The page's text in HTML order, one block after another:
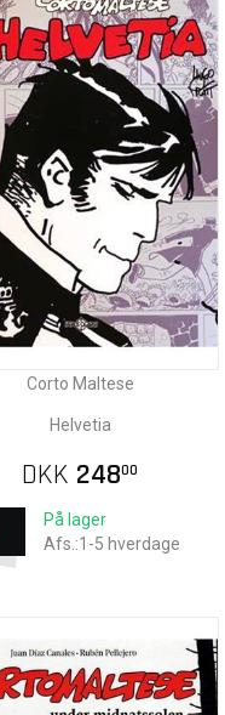
Corto Maltese
Helvetia
DKK 24800
På lager
Afs.:1-5 hverdage